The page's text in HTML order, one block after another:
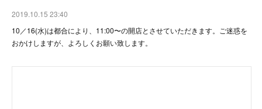
2019.10.15 23:40
10／16(水)は都合により、11:00〜の開店とさせていただきます。ご迷惑を
おかけしますが、よろしくお願い致します。